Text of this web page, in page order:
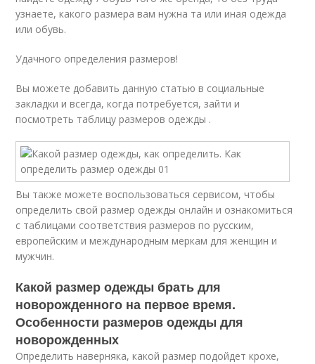
узнаете, какого размера вам нужна та или иная одежда
или обувь.
Удачного определения размеров!
Вы можете добавить данную статью в социальные
закладки и всегда, когда потребуется, зайти и
посмотреть таблицу размеров одежды .
Вы также можете воспользоваться сервисом, чтобы
определить свой размер одежды онлайн и ознакомиться
с таблицами соответствия размеров по русским,
европейским и международным меркам для женщин и
мужчин.
Какой размер одежды брать для
новорожденного на первое время.
Особенности размеров одежды для
новорожденных
Определить наверняка, какой размер подойдет крохе,